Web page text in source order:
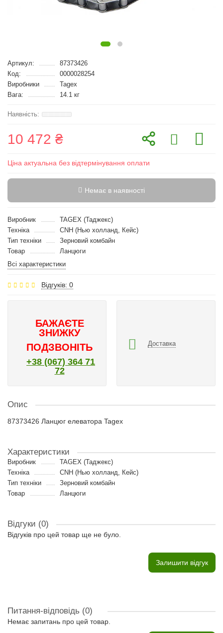
Артикул:
87373426
Код:
0000028254
Виробники
Tagex
Вага:
14.1 кг
10 472 ₴
Ціна актуальна без відтермінування оплати
Немає в наявності
Виробник
TAGEX (Таджекс)
Техніка
CNH (Нью холланд, Кейс)
Тип техніки
Зерновий комбайн
Товар
Ланцюги
Всі характеристики
Відгуків: 0
БАЖАЄТЕ
ЗНИЖКУ
ПОДЗВОНІТЬ
+38 (067) 364 71
72
Доставка
Опис
87373426 Ланцюг елеватора Tagex
Характеристики
Виробник
TAGEX (Таджекс)
Техніка
CNH (Нью холланд, Кейс)
Тип техніки
Зерновий комбайн
Товар
Ланцюги
Відгуки (0)
Відгуків про цей товар ще не було.
Залишити відгук
Питання-відповідь (0)
Немає запитань про цей товар.